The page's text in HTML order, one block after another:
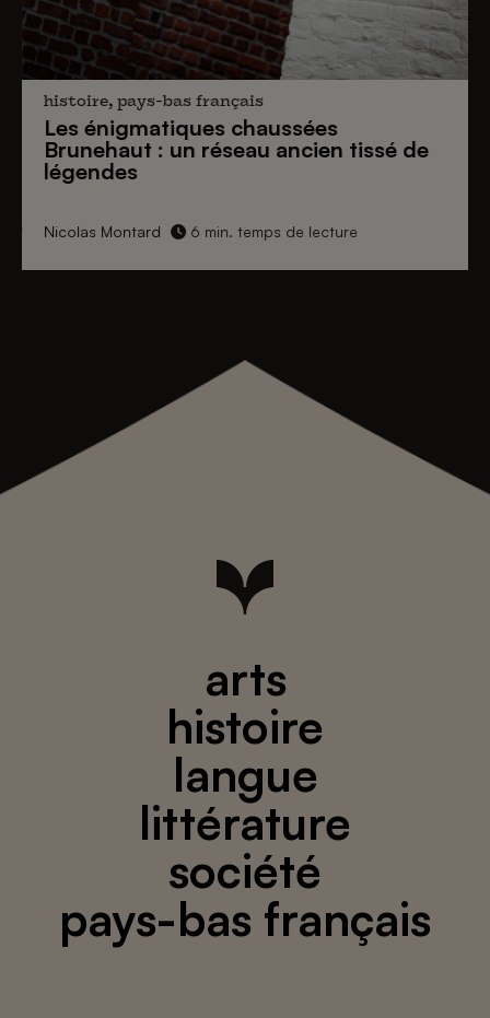
histoire, pays-bas français
Les énigmatiques chaussées
Brunehaut : un réseau ancien tissé de
légendes
Nicolas Montard 6 min. temps de lecture
arts
histoire
langue
littérature
société
pays-bas français